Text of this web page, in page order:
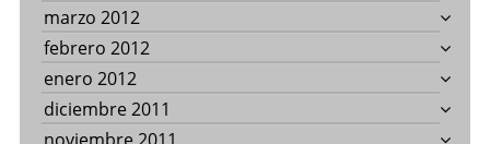
marzo 2012
febrero 2012
enero 2012
diciembre 2011